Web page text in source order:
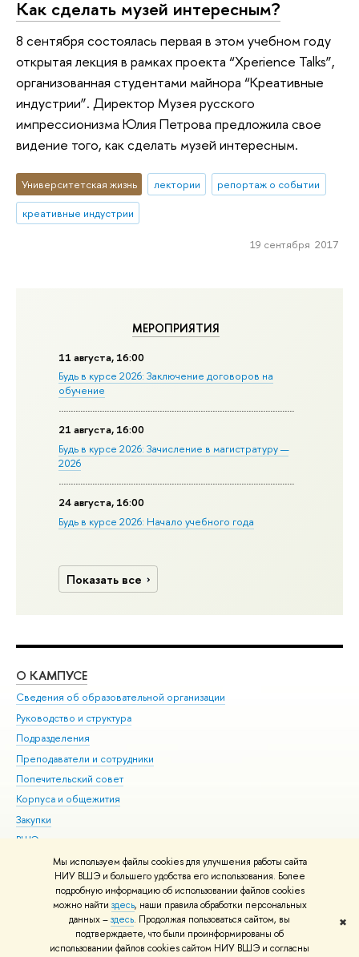
Мы используем файлы cookies для улучшения работы сайта
НИУ ВШЭ и большего удобства его использования. Более
подробную информацию об использовании файлов cookies
можно найти здесь, наши правила обработки персональных
данных –здесь. Продолжая пользоваться сайтом, вы
подтверждаете, что были проинформированы об
использовании файлов cookies сайтом НИУ ВШЭ и согласны
✖
МЕРОПРИЯТИЯ
11 августа, 16:00
Будь в курсе 2026: Заключение договоров на
обучение
21 августа, 16:00
Будь в курсе 2026: Зачисление в магистратуру —
2026
24 августа, 16:00
Будь в курсе 2026: Начало учебного года
Показать все
Как сделать музей интересным?
8 сентября состоялась первая в этом учебном году
открытая лекция в рамках проекта “Xperience Talks”,
организованная студентами майнора “Креативные
индустрии”. Директор Музея русского
импрессионизма Юлия Петрова предложила свое
видение того, как сделать музей интересным.
Университетская жизнь лектории
репортаж о событии
креативные индустрии
19 сентября 2017
О КАМПУСЕ
Сведения об образовательной организации
Руководство и структура
Подразделения
Преподаватели и сотрудники
Попечительский совет
Корпуса и общежития
Закупки
ВШЭ для студентов с ограниченными возможностями
здоровья и инвалидностью
Версия для слабовидящих
Единая платежная страница
© НИУ ВШЭ 1993–2026 Адреса и контакты Условия использования